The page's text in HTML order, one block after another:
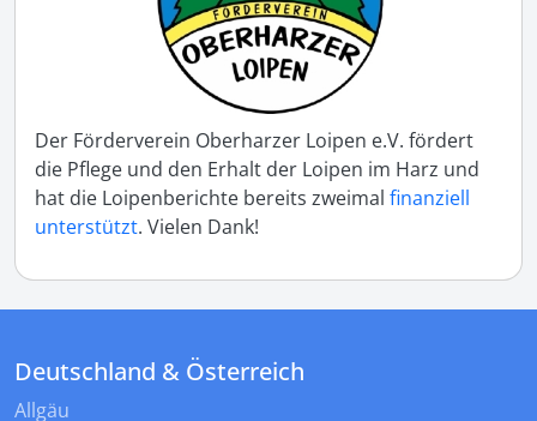
Der Förderverein Oberharzer Loipen e.V. fördert
die Pflege und den Erhalt der Loipen im Harz und
hat die Loipenberichte bereits zweimal finanziell
unterstützt. Vielen Dank!
Deutschland & Österreich
Allgäu